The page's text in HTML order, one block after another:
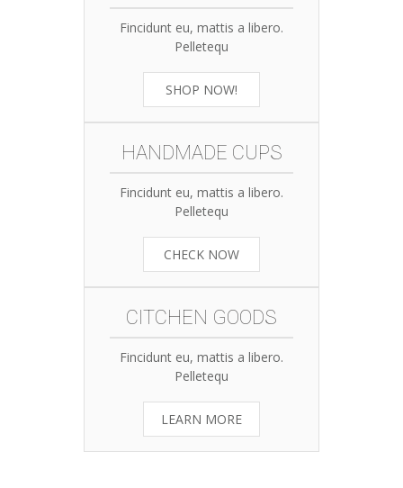
Fincidunt eu, mattis a libero.
Pelletequ
SHOP NOW!
HANDMADE CUPS
Fincidunt eu, mattis a libero.
Pelletequ
CHECK NOW
CITCHEN GOODS
Fincidunt eu, mattis a libero.
Pelletequ
LEARN MORE